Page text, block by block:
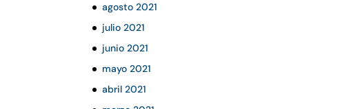
agosto 2021
julio 2021
junio 2021
mayo 2021
abril 2021